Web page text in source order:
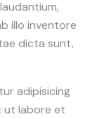
illo inventore
dicta sunt,
adipisicing
ut labore et